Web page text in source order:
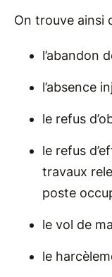
On trouve ainsi
l’abandon
l’absence
le refus
le refus
travaux
poste
le vol de
le